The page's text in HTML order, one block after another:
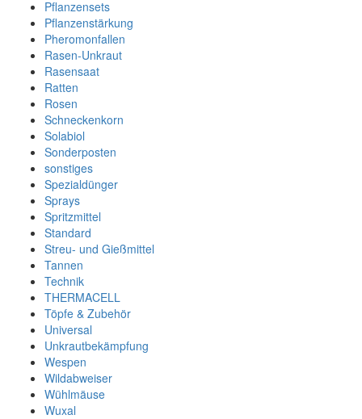
Pflanzensets
Pflanzenstärkung
Pheromonfallen
Rasen-Unkraut
Rasensaat
Ratten
Rosen
Schneckenkorn
Solabiol
Sonderposten
sonstiges
Spezialdünger
Sprays
Spritzmittel
Standard
Streu- und Gießmittel
Tannen
Technik
THERMACELL
Töpfe & Zubehör
Universal
Unkrautbekämpfung
Wespen
Wildabweiser
Wühlmäuse
Wuxal